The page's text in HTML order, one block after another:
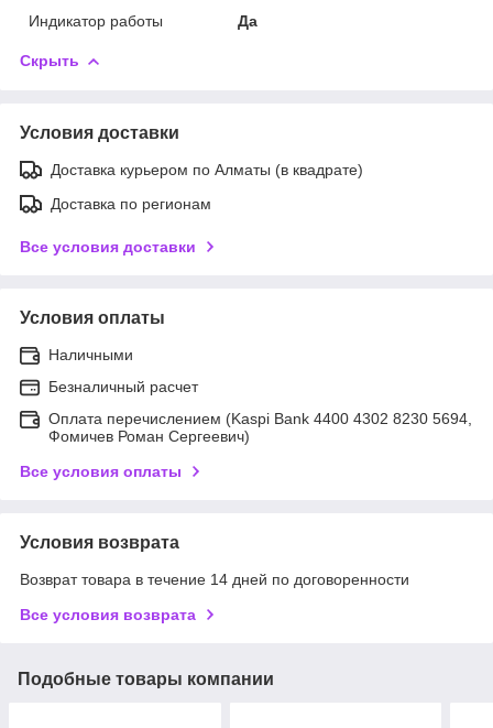
Индикатор работы
Да
Скрыть
Условия доставки
Доставка курьером по Алматы (в квадрате)
Доставка по регионам
Все условия доставки
Условия оплаты
Наличными
Безналичный расчет
Оплата перечислением (Kaspi Bank 4400 4302 8230 5694,
Фомичев Роман Сергеевич)
Все условия оплаты
Условия возврата
Возврат товара в течение 14 дней по договоренности
Все условия возврата
Подобные товары компании